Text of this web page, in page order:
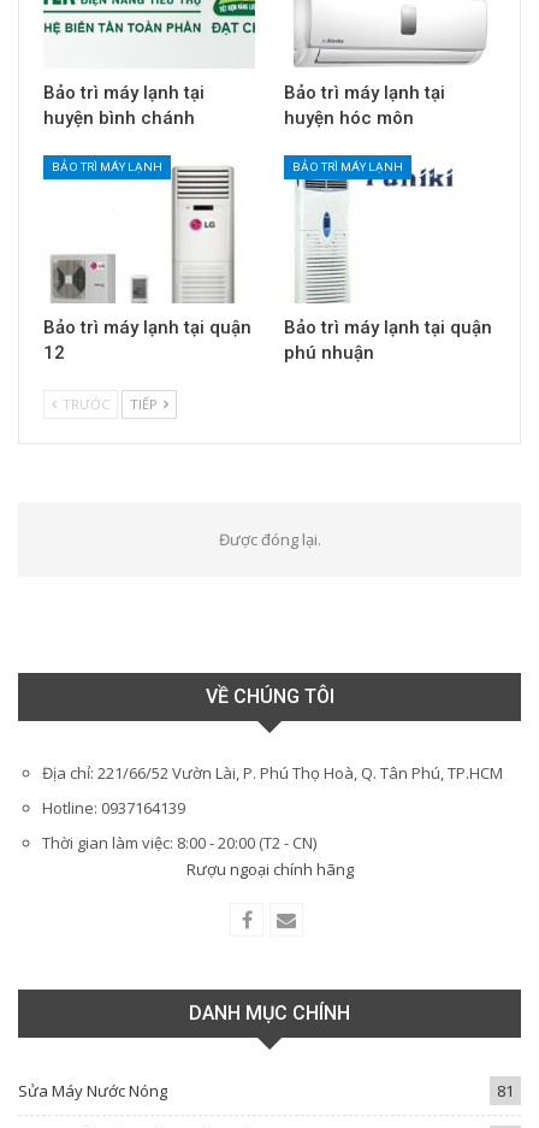
Bảo trì máy lạnh tại
huyện bình chánh
Bảo trì máy lạnh tại
huyện hóc môn
BẢO TRÌ MÁY LẠNH
Bảo trì máy lạnh tại quận
12
BẢO TRÌ MÁY LẠNH
Bảo trì máy lạnh tại quận
phú nhuận
TRƯỚC TIẾP
Được đóng lại.
VỀ CHÚNG TÔI
Địa chỉ: 221/66/52 Vườn Lài, P. Phú Thọ Hoà, Q. Tân Phú, TP.HCM
Hotline: 0937164139
Thời gian làm việc: 8:00 - 20:00 (T2 - CN)
Rượu ngoại chính hãng
DANH MỤC CHÍNH
Sửa Máy Nước Nóng 81